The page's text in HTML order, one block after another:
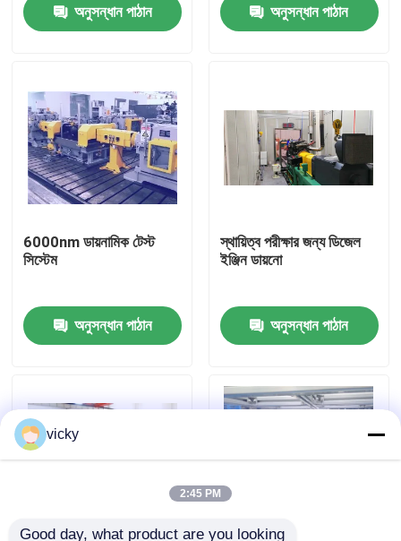
আমাদের সম্বন্ধে
কারখানা ভ্রমণ
গুণগত মান নিয়ন্ত্রণ
যোগাযোগ করুন
মামলা
হাই স্পিড ডায়নামিটার
অনুসন্ধান পাঠান অনুসন্ধান পাঠান
6000nm ডায়নামিক টেস্ট
সিস্টেম
অনুসন্ধান পাঠান
স্থায়িত্ব পরীক্ষার জন্য ডিজেল
ইঞ্জিন ডায়নো
অনুসন্ধান পাঠান
vicky
2:45 PM
Good day, what product are you looking